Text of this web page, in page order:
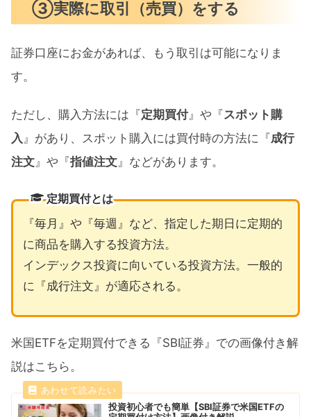
③実際に取引（売買）をする
証券口座にお金があれば、もう取引は可能になりま
す。
ただし、購入方法には『定期買付』や『 スポット購
入 』があり、スポット購入には買付時の方法に『成行
注文 』や『指値注文 』などがあります。
定期買付とは
『毎月』や『毎週』など、指定した期日に定期的
に商品を購入する投資方法。
インデックス投資に向いている投資方法。一般的
に『成行注文』が適応される。
米国ETFを定期買付できる『SBI証券』での画像付き解
説はこちら。
投資初心者でも簡単【SBI証券で米国ETFの